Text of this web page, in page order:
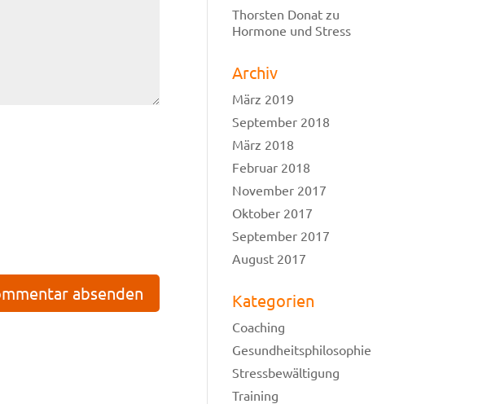
Thorsten Donat zu
Hormone und Stress
Archiv
März 2019
September 2018
März 2018
Februar 2018
November 2017
Oktober 2017
September 2017
August 2017
Kategorien
Coaching
Gesundheitsphilosophie
Stressbewältigung
Training